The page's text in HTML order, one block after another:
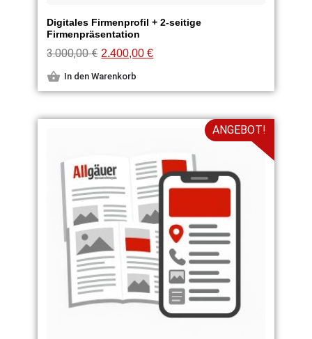
Digitales Firmenprofil + 2-seitige
Firmenpräsentation
3.000,00€ 2.400,00€
In den Warenkorb
ANGEBOT!